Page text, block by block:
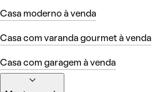
Casa moderno à venda
Casa com varanda gourmet à venda
Casa com garagem à venda